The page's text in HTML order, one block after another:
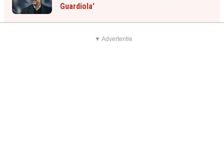
Guardiola'
▼ Advertentie